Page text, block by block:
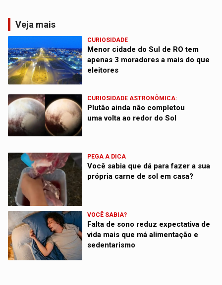
Veja mais
CURIOSIDADE
Menor cidade do Sul de RO tem
apenas 3 moradores a mais do que
eleitores
CURIOSIDADE ASTRONÔMICA:
Plutão ainda não completou
uma volta ao redor do Sol
PEGA A DICA
Você sabia que dá para fazer a sua
própria carne de sol em casa?
VOCÊ SABIA?
Falta de sono reduz expectativa de
vida mais que má alimentação e
sedentarismo